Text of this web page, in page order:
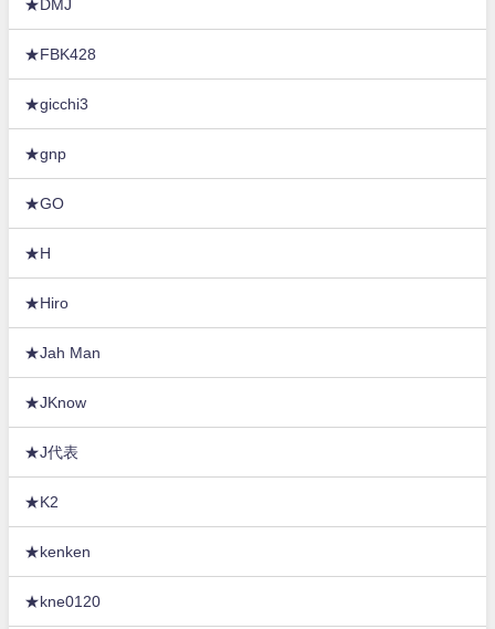
★DMJ
★FBK428
★gicchi3
★gnp
★GO
★H
★Hiro
★Jah Man
★JKnow
★J代表
★K2
★kenken
★kne0120